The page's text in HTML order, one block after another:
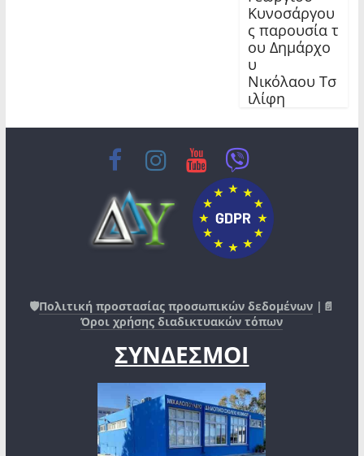
Κυνοσάργου
ς παρουσία τ
ου Δημάρχο
υ
Νικόλαου Τσ
ιλίφη
🛡️Πολιτική προστασίας προσωπικών δεδομένων |📄
Όροι χρήσης διαδικτυακών τόπων
ΣΥΝΔΕΣΜΟΙ